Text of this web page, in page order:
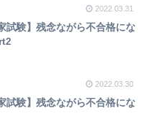
2022.03.31
試験】残念ながら不合格にな
2022.03.30
試験】残念ながら不合格にな